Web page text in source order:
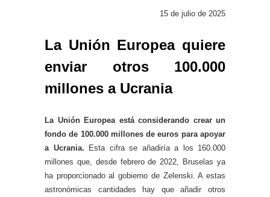
15 de julio de 2025
La Unión Europea quiere
enviar otros 100.000
millones a Ucrania
La Unión Europea está considerando crear un
fondo de 100.000 millones de euros para apoyar
a Ucrania. Esta cifra se añadiría a los 160.000
millones que, desde febrero de 2022, Bruselas ya
ha proporcionado al gobierno de Zelenski. A estas
astronómicas cantidades hay que añadir otros